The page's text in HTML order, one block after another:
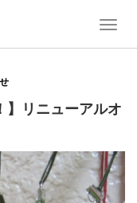
T
e
v
i
g
】リニューアルオ